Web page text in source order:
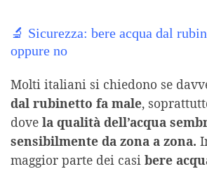
🔬 Sicurezza: bere acqua dal
oppure no
Molti italiani si chiedono se
dal rubinetto fa male,
dove la qualità dell’acqua
sensibilmente da zona a zona.
maggior parte dei casi bere